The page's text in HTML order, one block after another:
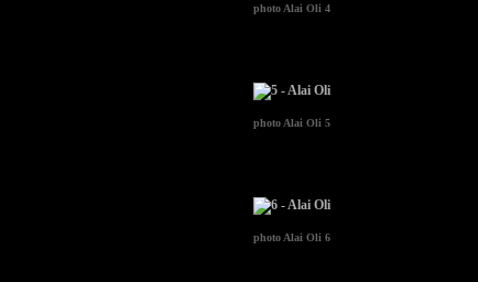
photo Alai Oli 4
photo Alai Oli 5
photo Alai Oli 6